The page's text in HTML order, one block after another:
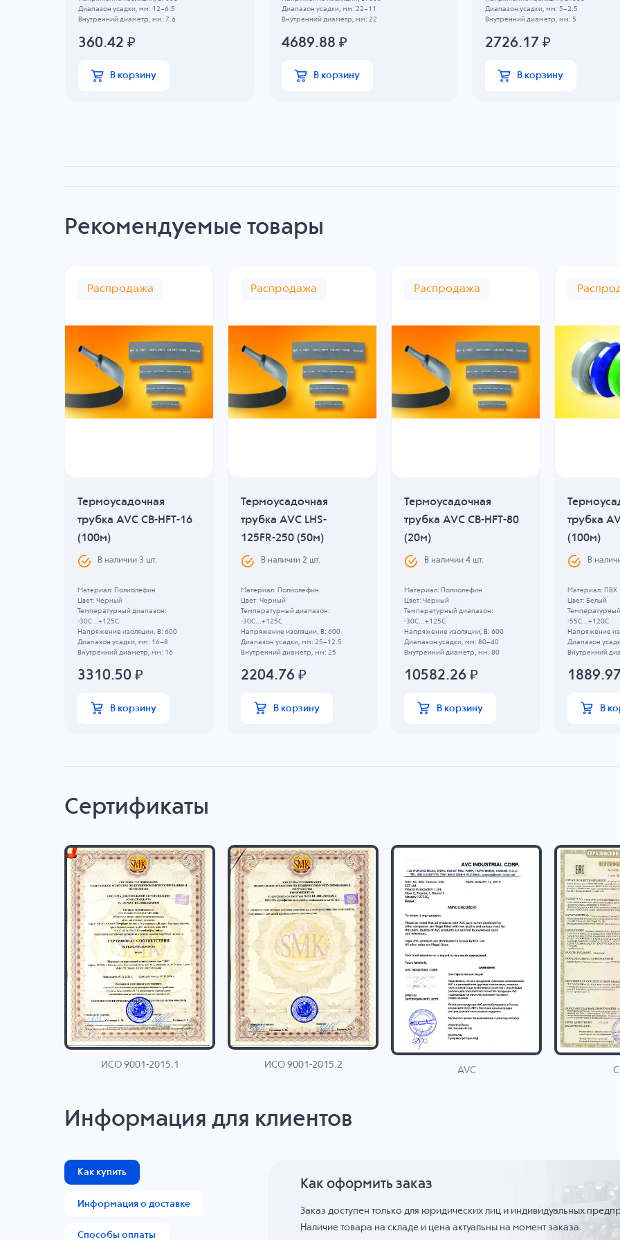
Диапазон усадки, мм: 12~6.5
Внутренний диаметр, мм: 7.6
360.42 ₽
В корзину
Диапазон усадки, мм: 22~11
Внутренний диаметр, мм: 22
4689.88 ₽
В корзину
Диапазон усадки, мм: 5~2.5
Внутренний диаметр, мм: 5
2726.17₽
В корзину
Рекомендуемые товары
Распродажа
Термоусадочная
трубка AVC CB-HFT-16
(100м)
В наличии 3 шт.
Материал: Полиолефин
Цвет: Черный
Температурный диапазон:
-30C...+125C
Напряжение изоляции, В: 600
Диапазон усадки, мм: 16~8
Внутренний диаметр, мм: 16
3310.50 ₽
В корзину
Распродажа
Термоусадочная
трубка AVC LHS-
125FR-250 (50м)
В наличии2 шт.
Материал: Полиолефин
Цвет: Черный
Температурный диапазон:
-30C...+125C
Напряжение изоляции, В: 600
Диапазон усадки, мм: 25~12.5
Внутренний диаметр, мм: 25
2204.76 ₽
В корзину
Распродажа
Термоусадочная
трубка AVC CB-HFT-80
(20м)
В наличии4 шт.
Материал: Полиолефин
Цвет: Черный
Температурный диапазон:
-30C...+125C
Напряжение изоляции, В: 600
Диапазон усадки, мм: 80~40
Внутренний диаметр, мм: 80
10582.26 ₽
В корзину
трубка
(100м)
В
Материал: ПВХ
Цвет: Белый
-55C...+120C
Напряжение
Диапазон
Внутренний
1889.97
В
Сертификаты
ИСО 9001-2015.1 ИСО 9001-2015.2
AVC
Информация для клиентов
Как купить
Информация о доставке
Способы оплаты
Как оформить заказ
Заказ доступен только для юридических лиц и индивидуальных
Наличие товара на складе и цена актуальны на момент заказа.